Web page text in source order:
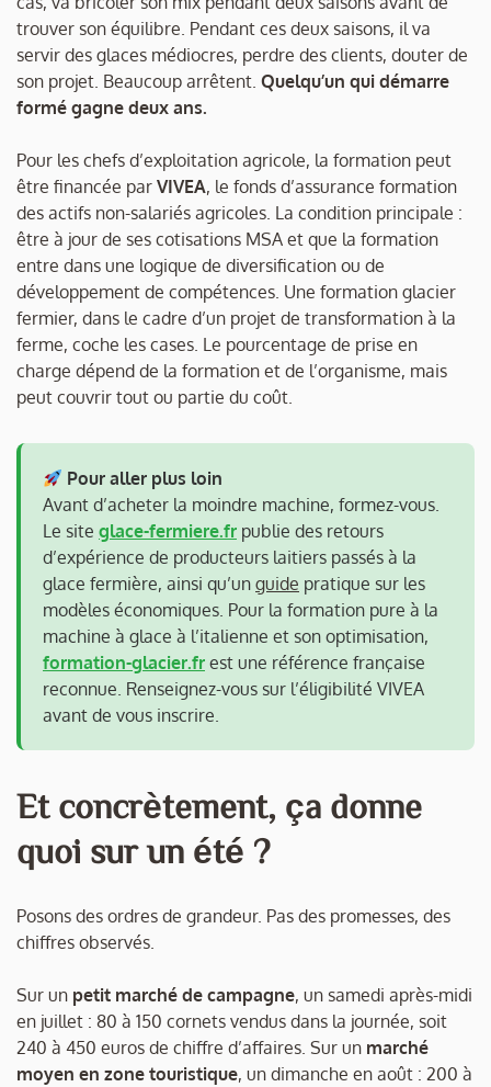
trouver son équilibre. Pendant ces deux saisons, il va
servir des glaces médiocres, perdre des clients, douter de
son projet. Beaucoup arrêtent. Quelqu’un qui démarre
formé gagne deux ans.
Pour les chefs d’exploitation agricole, la formation peut
être financée par VIVEA, le fonds d’assurance formation
des actifs non-salariés agricoles. La condition principale :
être à jour de ses cotisations MSA et que la formation
entre dans une logique de diversification ou de
développement de compétences. Une formation glacier
fermier, dans le cadre d’un projet de transformation à la
ferme, coche les cases. Le pourcentage de prise en
charge dépend de la formation et de l’organisme, mais
peut couvrir tout ou partie du coût.
Pour aller plus loin
Avant d’acheter la moindre machine, formez-vous.
Le site glace-fermiere.fr publie des retours
d’expérience de producteurs laitiers passés à la
glace fermière, ainsi qu’un guide pratique sur les
modèles économiques. Pour la formation pure à la
machine à glace à l’italienne et son optimisation,
formation-glacier.fr est une référence française
reconnue. Renseignez-vous sur l’éligibilité VIVEA
avant de vous inscrire.
Et concrètement, ça donne
quoi sur un été ?
Posons des ordres de grandeur. Pas des promesses, des
chiffres observés.
Sur un petit marché de campagne, un samedi après-midi
en juillet : 80 à 150 cornets vendus dans la journée, soit
240 à 450 euros de chiffre d’affaires. Sur un marché
moyen en zone touristique, un dimanche en août : 200 à